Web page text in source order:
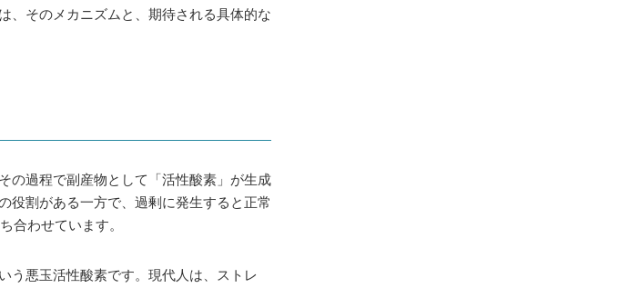
、そのメカニズムと、期待される具体的な
の過程で副産物として「活性酸素」が生成
役割がある一方で、過剰に発生すると正常
合わせています。
う悪玉活性酸素です。現代人は、ストレ